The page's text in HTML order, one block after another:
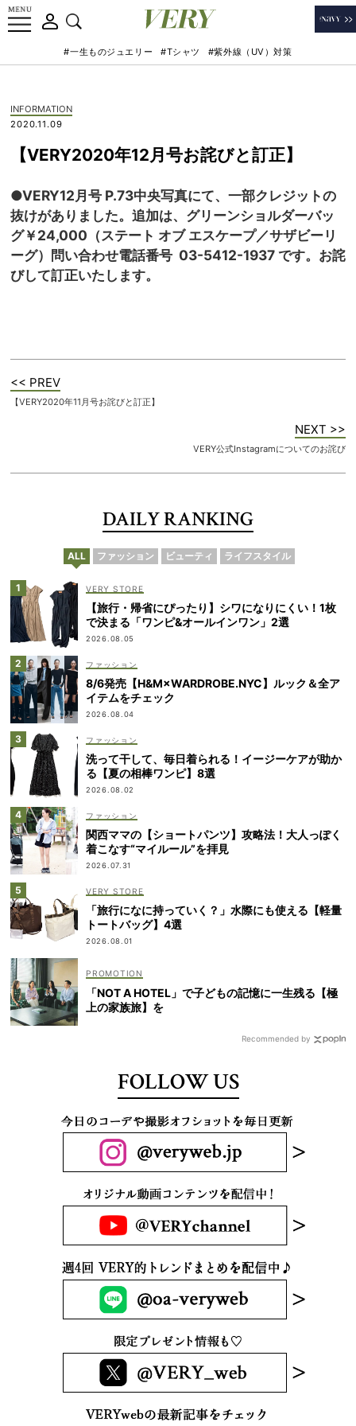
#一生ものジュエリー #Tシャツ #紫外線（UV）対策
INFORMATION
2020.11.09
【VERY2020年12月号お詫びと訂正】
●VERY12月号 P.73中央写真にて、一部クレジットの
抜けがありました。追加は、グリーンショルダーバッ
グ￥24,000（ステート オブ エスケープ／サザビーリ
ーグ）問い合わせ電話番号 03-5412-1937 です。 お詫
びして訂正いたします。
<< PREV
【VERY2020年11月号お詫びと訂正】
NEXT >>
VERY公式Instagramについてのお詫び
DAILY RANKING
ALL ファッション ビューティ ライフスタイル
VERY STORE
【旅行・帰省にぴったり】シワになりにくい！1枚
で決まる「ワンピ&オールインワン」2選
2026.08.05
ファッション
8/6発売【H&M×WARDROBE.NYC】ルック＆全ア
イテムをチェック
2026.08.04
ファッション
洗って干して、毎日着られる！イージーケアが助か
る【夏の相棒ワンピ】8選
2026.08.02
ファッション
関西ママの【ショートパンツ】攻略法！大人っぽく
着こなす“マイルール”を拝見
2026.07.31
VERY STORE
「旅行になに持っていく？」水際にも使える【軽量
トートバッグ】4選
2026.08.01
「NOT A HOTEL」で子どもの記憶に一生残る【極
上の家族旅】を
Recommended by
FOLLOW US